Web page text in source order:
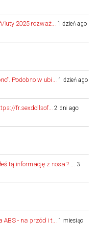
luty 2025 rozważ... 1 dzień ago
Podobno w ubi... 1 dzień ago
fr.sexdollsof... 2 dni ago
tą informację z nosa ? ... 3
ABS - na przód i t... 1 miesiąc